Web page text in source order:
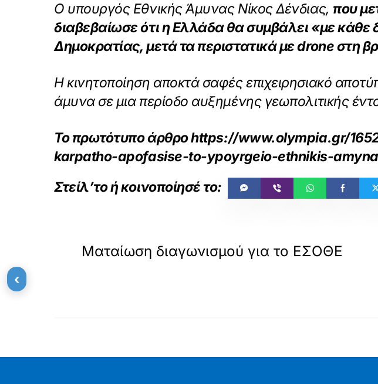
Ο υπουργός Εθνικής Άμυνας Νίκος Δένδιας, που
διαβεβαίωσε ότι η Ελλάδα θα συμβάλει «με
Δημοκρατίας, μετά τα περιστατικά με drone στη
Η κινητοποίηση αποκτά σαφές επιχειρησιακό
άμυνα σε μια περίοδο αυξημένης γεωπολιτικής
Το πρωτότυπο άρθροhttps://www.olympia.gr/
karpatho-apofasise-to-ypoyrgeio-ethnikis-
Ματαίωση διαγωνισμού για το ΕΣΟΘΕ
‹